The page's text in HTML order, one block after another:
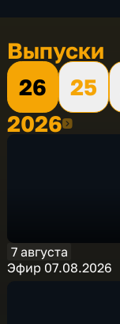
Выпуски
26
25
20262026
7 августа
Эфир 07.08.2026